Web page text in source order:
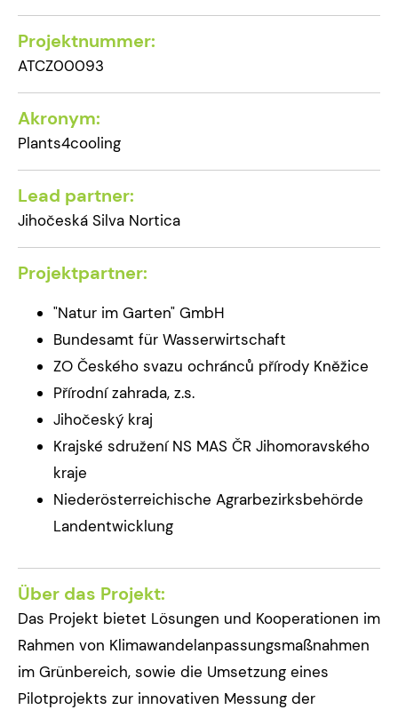
Projektnummer:
ATCZ00093
Akronym:
Plants4cooling
Lead partner:
Jihočeská Silva Nortica
Projektpartner:
"Natur im Garten" GmbH
Bundesamt für Wasserwirtschaft
ZO Českého svazu ochránců přírody Kněžice
Přírodní zahrada, z.s.
Jihočeský kraj
Krajské sdružení NS MAS ČR Jihomoravského
kraje
Niederösterreichische Agrarbezirksbehörde
Landentwicklung
Über das Projekt:
Das Projekt bietet Lösungen und Kooperationen im
Rahmen von Klimawandelanpassungsmaßnahmen
im Grünbereich, sowie die Umsetzung eines
Pilotprojekts zur innovativen Messung der